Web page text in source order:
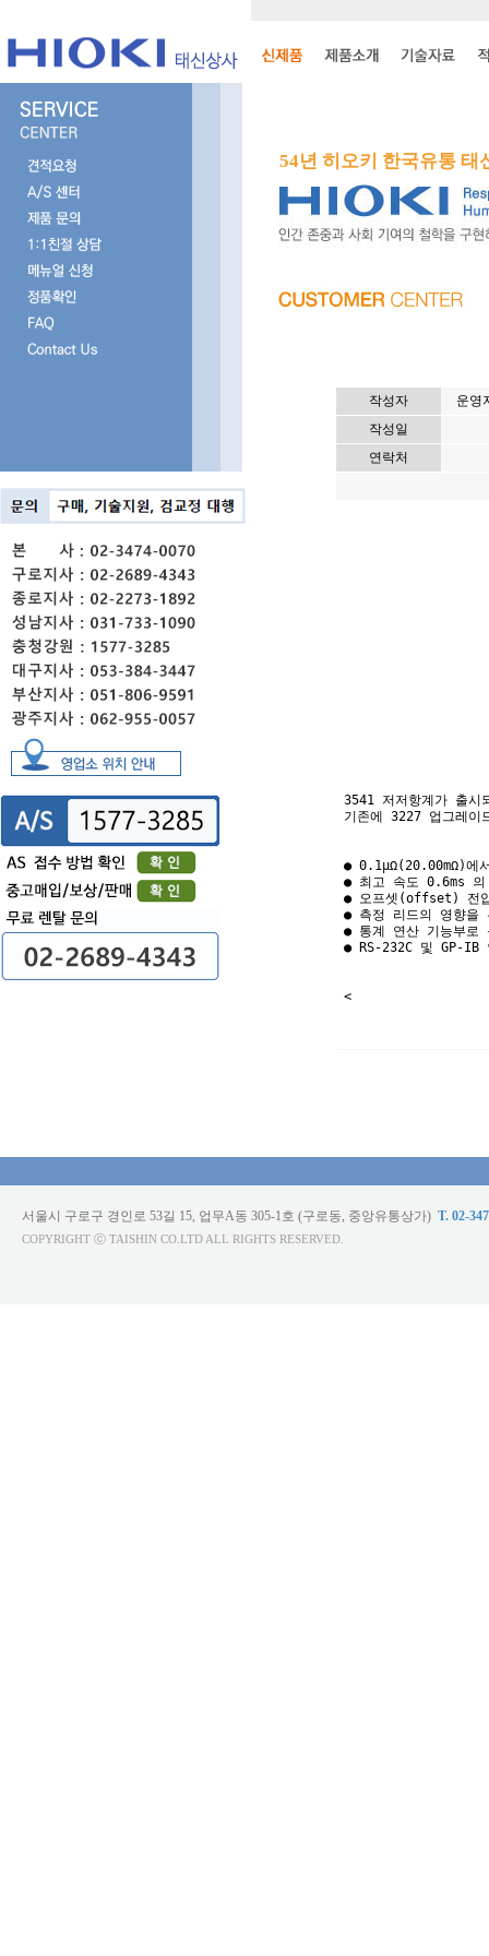
54년 히오키 한국유통 태
작성자
운영
작성일
연락처
3541 저저항계가 출시
기존에 3227 업그레
● 0.1μΩ(20.00mΩ)에
● 최고 속도 0.6ms
● 오프셋(offset) 전
● 측정 리드의 영향
● 통계 연산 기능부로
● RS-232C 및 GP-IB
<
서울시 구로구 경인로 53길 15, 업무A동 305-1호 (구로동, 중앙유통상가) T. 02-
COPYRIGHT ⓒ TAISHIN CO.LTD ALL RIGHTS RESERVED.